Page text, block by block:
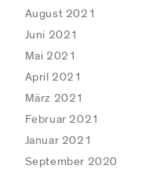
August 2021
Juni 2021
Mai 2021
April 2021
März 2021
Februar 2021
Januar 2021
September 2020